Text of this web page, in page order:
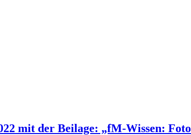
mit der Beilage: „fM-Wissen: